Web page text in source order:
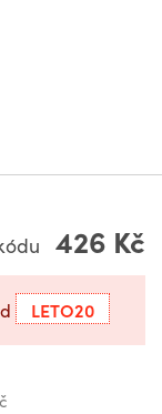
426 Kč
LETO20